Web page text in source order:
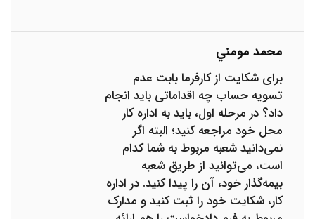
محمد مومني
برای شکایت از کارفرما بابت عدم
تسویه حساب چه اقداماتی باید انجام
داد؟ در مرحله اول، باید به اداره کار
محل خود مراجعه کنید؛ البته اگر
نمی‌دانید شعبه مربوط به شما کدام
است، می‌توانید از طریق شعبه
بیمه‌گذار خود، آن را پیدا کنید. در اداره
کار، شکایت خود را ثبت کنید و مدارک